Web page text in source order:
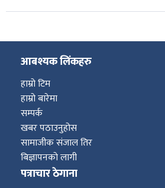
आबश्यक लिंकहरु
हाम्रो टिम
हाम्रो बारेमा
सम्पर्क
खबर पठाउनुहोस
सामाजीक संजाल तिर
बिज्ञापनको लागी
पत्राचार ठेगाना